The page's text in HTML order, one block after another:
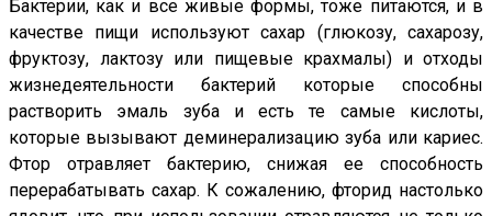
Бактерии, как и все живые формы, тоже питаются, и в
качестве пищи используют сахар (глюкозу, сахарозу,
фруктозу, лактозу или пищевые крахмалы) и отходы
жизнедеятельности бактерий которые способны
растворить эмаль зуба и есть те самые кислоты,
которые вызывают деминерализацию зуба или кариес.
Фтор отравляет бактерию, снижая ее способность
перерабатывать сахар. К сожалению, фторид настолько